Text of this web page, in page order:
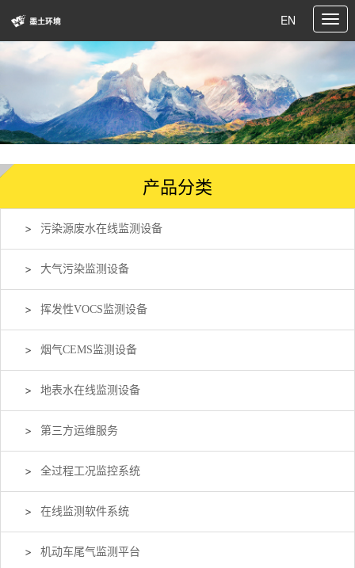
EN
产品分类
污染源废水在线监测设备
大气污染监测设备
挥发性VOCS监测设备
烟气CEMS监测设备
地表水在线监测设备
第三方运维服务
全过程工况监控系统
在线监测软件系统
机动车尾气监测平台